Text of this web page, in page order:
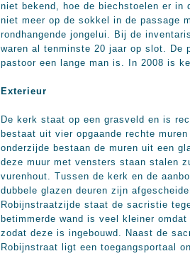
niet bekend, hoe de biechstoelen er
niet meer op de sokkel in de passage
rondhangende jongelui. Bij de
waren al tenminste 20 jaar op slot. De
pastoor een lange man is. In 2008 is
Exterieur
De kerk staat op een grasveld en is
bestaat uit vier opgaande rechte
onderzijde bestaan de muren uit een
deze muur met vensters staan stalen
vurenhout. Tussen de kerk en de
dubbele glazen deuren zijn
Robijnstraatzijde staat de sacristie
betimmerde wand is veel kleiner
zodat deze is ingebouwd. Naast de
Robijnstraat ligt een toegangsportaal